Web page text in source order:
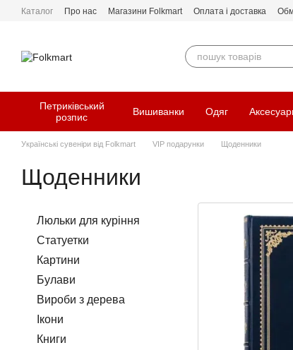
Перейти до основного контенту
Каталог Про нас Магазини Folkmart Оплата і доставка
Петриківський
розпис
Вишиванки Одяг
Українські сувеніри від Folkmart VIP подарунки Щоденники
Щоденники
Люльки для куріння
Статуетки
Картини
Булави
Вироби з дерева
Ікони
Книги